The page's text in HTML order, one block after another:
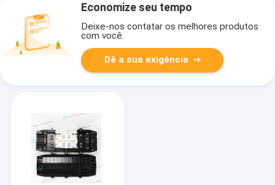
Economize seu tempo
Deixe-nos contatar os melhores produtos
com você.
Dê a sua exigência